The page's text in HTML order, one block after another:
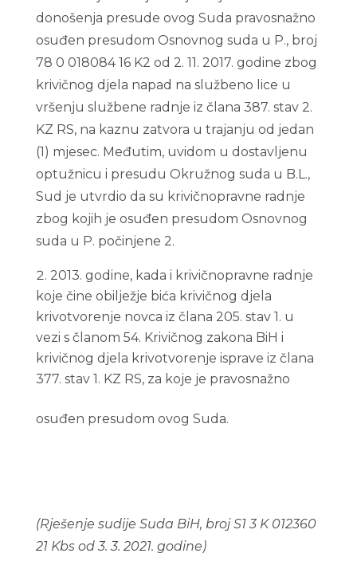
donošenja presude ovog Suda pravosnažno
osuđen presudom Osnovnog suda u P., broj
78 0 018084 16 K2 od 2. 11. 2017. godine zbog
krivičnog djela napad na službeno lice u
vršenju službene radnje iz člana 387. stav 2.
KZ RS, na kaznu zatvora u trajanju od jedan
(1) mjesec. Međutim, uvidom u dostavljenu
optužnicu i presudu Okružnog suda u B.L.,
Sud je utvrdio da su krivičnopravne radnje
zbog kojih je osuđen presudom Osnovnog
suda u P. počinjene 2.
2013. godine, kada i krivičnopravne radnje
koje čine obilježje bića krivičnog djela
krivotvorenje novca iz člana 205. stav 1. u
vezi s članom 54. Krivičnog zakona BiH i
krivičnog djela krivotvorenje isprave iz člana
377. stav 1. KZ RS, za koje je pravosnažno
osuđen presudom ovog Suda.
(Rješenje sudije Suda BiH, broj S1 3 K 012360
21 Kbs od 3. 3. 2021. godine)